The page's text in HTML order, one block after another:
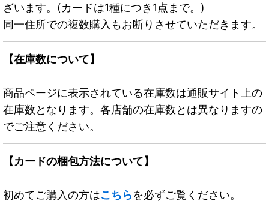
ざいます。(カードは1種につき1点まで。)
同一住所での複数購入もお断りさせていただきます。
【在庫数について】
商品ページに表示されている在庫数は通販サイト上の
在庫数となります。各店舗の在庫数とは異なりますの
でご注意ください。
【カードの梱包方法について】
初めてご購入の方はこちらを必ずご覧ください。